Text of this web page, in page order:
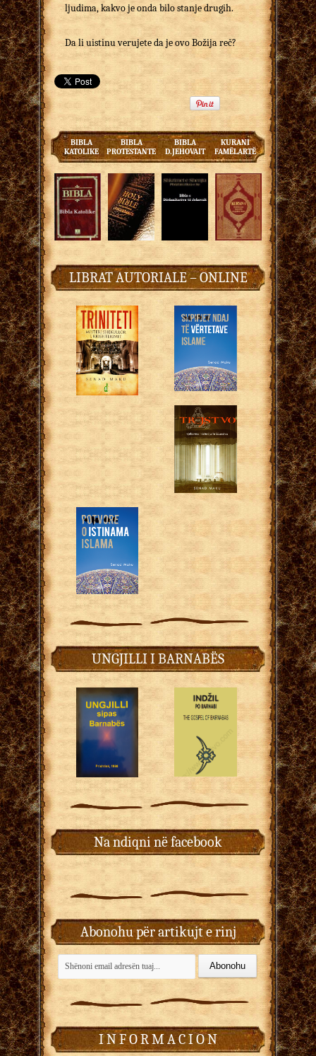
ljudima, kakvo je onda bilo stanje drugih.
Da li uistinu verujete da je ovo Božija reč?
BIBLA
KATOLIKE
BIBLA
PROTESTANTE
BIBLA
D.JEHOVAIT
KURANI
FAMËLARTË
LIBRAT AUTORIALE – ONLINE
UNGJILLI I BARNABËS
Na ndiqni në facebook
Abonohu për artikujt e rinj
I N F O R M A C I O N